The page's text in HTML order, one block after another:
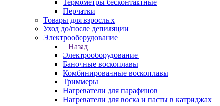
Термометры бесконтактные
Перчатки
Товары для взрослых
Уход до/после депиляции
Электрооборудование
Назад
Электрооборудование
Баночные воскоплавы
Комбинированные воскоплавы
Триммеры
Нагреватели для парафинов
Нагреватели для воска и пасты в катриджах